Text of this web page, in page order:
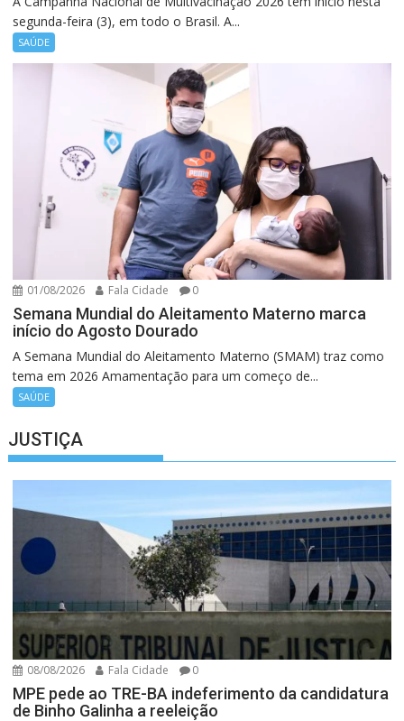
segunda-feira (3), em todo o Brasil. A...
SAÚDE
01/08/2026 Fala Cidade 0
Semana Mundial do Aleitamento Materno marca
início do Agosto Dourado
A Semana Mundial do Aleitamento Materno (SMAM) traz como
tema em 2026 Amamentação para um começo de...
SAÚDE
JUSTIÇA
08/08/2026 Fala Cidade 0
MPE pede ao TRE-BA indeferimento da candidatura
de Binho Galinha a reeleição